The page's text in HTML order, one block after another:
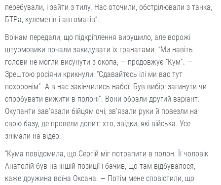
перебували, і зайти з тилу. Нас оточили, обстрілювали з танка,
БТРа, кулеметів і автоматів”.
Воїнам передали, що підкріплення вирушило, але ворожі
штурмовики почали закидувати їх гранатами. “Ми навіть
голови не могли висунути з окопа, — продовжує “Кум”. —
Зрештою росіяни крикнули: “Сдавайтєсь ілі ми вас тут
похоронім”. А в нас закінчились набої. Був вибір: загинути чи
спробувати вижити в полоні”. Вони обрали другий варіант.
Окупанти зав’язали бійцям очі, зв’язали руки й повезли на
свою базу, де провели допит: хто, звідки, які війська. Усе
знімали на відео.
“Кума повідомила, що Сергій міг потрапити в полон. Її чоловік
Анатолій був на іншій позиції і бачив, що там відбувалося, —
каже дружина воїна Оксана. — Потім мене сповістили, що